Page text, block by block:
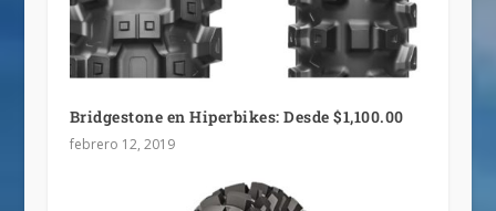
Bridgestone en Hiperbikes: Desde $1,100.00
febrero 12, 2019